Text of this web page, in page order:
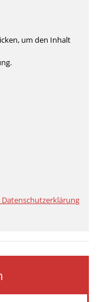
um den Inhalt
Datenschutzerklärung